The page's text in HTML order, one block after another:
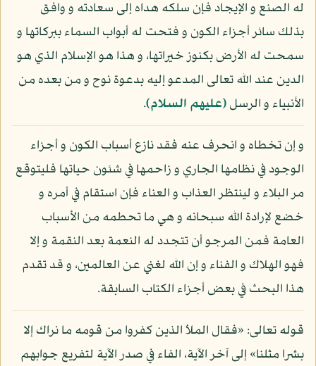
له الصنع و الإيجاد فإن سلكه هداه إلى سعادته و وافق
بذلك سائر أجزاء الكون و فتحت له أبواب السماء ببركاتها و
سمحت له الأرض بكنوز خيراتها، و هذا هو الإسلام الذي هو
الدين عند الله تعالى المدعو إليه بدعوة نوح و من بعده من
الأنبياء و الرسل(عليهم السلام).
و إن تخطاه و انحرف عنه فقد نازع أسباب الكون و أجزاء
الوجود في نظامها الجاري و زاحمها في شئون حياتها فليتوقع
مر البلاء و لينتظر العذاب و العناء فإن استقام في أمره و
خضع لإرادة الله سبحانه و هي ما تحطمه من الأسباب
العامة فمن المرجو أن تتجدد له النعمة بعد النقمة و إلا
فهو الهلاك و الفناء و إن الله لغني عن العالمين، و قد تقدم
هذا البحث في بعض أجزاء الكتاب السابقة.
قوله تعالى: «فقال الملأ الذين كفروا من قومه ما نراك إلا
بشرا مثلنا» إلى آخر الآية، الفاء في صدر الآية لتفريع جوابهم